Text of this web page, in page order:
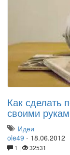
Как сделать
своими
Идеи
ole49 - 18.06.2012
1 | 32531